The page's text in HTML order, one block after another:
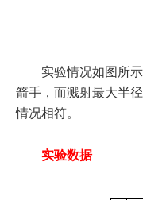
实验情况如图所
箭手，而溅射最大半
情况相符。
实验数据